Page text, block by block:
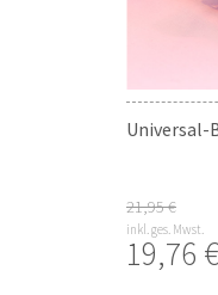
21,95 €
inkl. ges. Mwst.
19,76